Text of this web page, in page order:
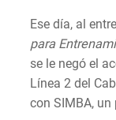
Ese día, al
para
se le negó el
Línea 2 del
con SIMBA,